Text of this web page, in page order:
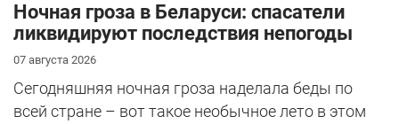
Ночная гроза в Беларуси: спасатели
ликвидируют последствия непогоды
07 августа 2026
Сегодняшняя ночная гроза наделала беды по
всей стране – вот такое необычное лето в этом